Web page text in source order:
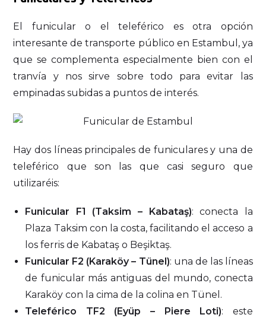
El funicular o el teleférico es otra opción
interesante de transporte público en Estambul, ya
que se complementa especialmente bien con el
tranvía y nos sirve sobre todo para evitar las
empinadas subidas a puntos de interés.
Hay dos líneas principales de funiculares y una de
teleférico que son las que casi seguro que
utilizaréis:
Funicular F1 (Taksim – Kabataş): conecta la
Plaza Taksim con la costa, facilitando el acceso a
los ferris de Kabataş o Beşiktaş.
Funicular F2 (Karaköy – Tünel): una de las líneas
de funicular más antiguas del mundo, conecta
Karaköy con la cima de la colina en Tünel.
Teleférico TF2 (Eyüp – Piere Loti): este